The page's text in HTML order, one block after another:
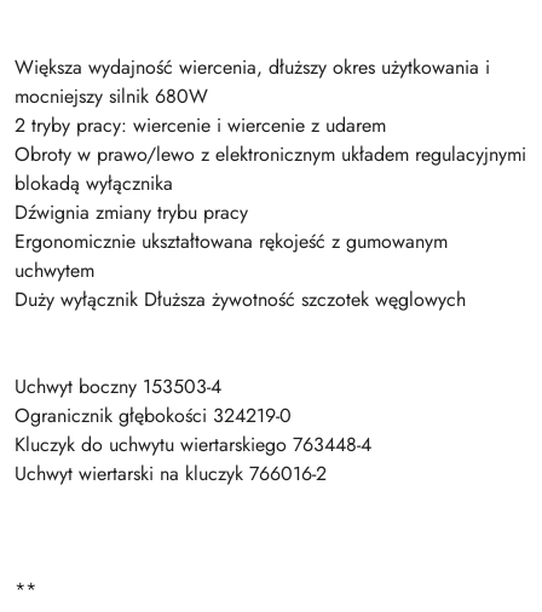
Większa wydajność wiercenia, dłuższy okres użytkowania i
mocniejszy silnik 680W
2 tryby pracy: wiercenie i wiercenie z udarem
Obroty w prawo/lewo z elektronicznym układem regulacyjnymi
blokadą wyłącznika
Dźwignia zmiany trybu pracy
Ergonomicznie ukształtowana rękojeść z gumowanym
uchwytem
Duży wyłącznik Dłuższa żywotność szczotek węglowych
Uchwyt boczny 153503-4
Ogranicznik głębokości 324219-0
Kluczyk do uchwytu wiertarskiego 763448-4
Uchwyt wiertarski na kluczyk 766016-2
**